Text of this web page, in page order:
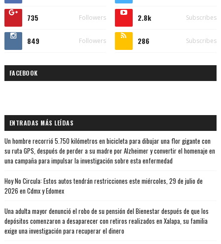
735 Followers 2.8k Subscribes
849 Followers 286 Subscribes
FACEBOOK
ENTRADAS MÁS LEÍDAS
Un hombre recorrió 5.750 kilómetros en bicicleta para dibujar una flor gigante con
su ruta GPS, después de perder a su madre por Alzheimer y convertir el homenaje en
una campaña para impulsar la investigación sobre esta enfermedad
Hoy No Circula: Estos autos tendrán restricciones este miércoles, 29 de julio de
2026 en Cdmx y Edomex
Una adulta mayor denunció el robo de su pensión del Bienestar después de que los
depósitos comenzaron a desaparecer con retiros realizados en Xalapa, su familia
exige una investigación para recuperar el dinero